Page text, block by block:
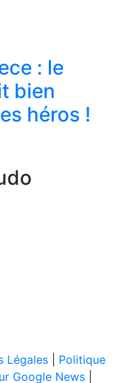
: le
bien
héros !
Légales
Politique
Google News